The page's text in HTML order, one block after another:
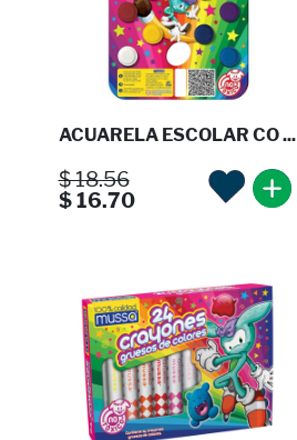
ACUARELA ESCOLAR CO ...
$ 18.56
$ 16.70